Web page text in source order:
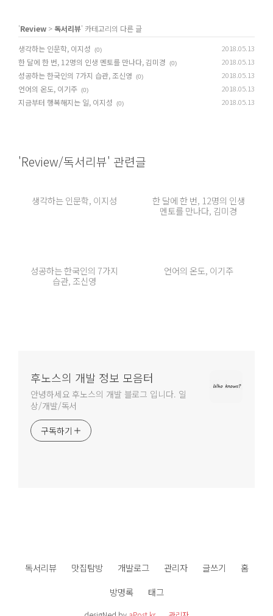
'Review >독서리뷰' 카테고리의 다른 글
생각하는 인문학, 이지성
(0) 2018.05.13
한 달에 한 번, 12명의 인생 멘토를 만나다, 김미경 (0) 2018.05.13
성공하는 한국인의 7가지 습관, 조신영 (0) 2018.05.13
언어의 온도, 이기주 (0) 2018.05.13
지금부터 행복해지는 일, 이지성 (0) 2018.05.13
'Review/독서리뷰' 관련글
생각하는 인문학, 이지성
한 달에 한 번, 12명의 인생
멘토를 만나다, 김미경
성공하는 한국인의 7가지
습관, 조신영
언어의 온도, 이기주
후노스의 개발 정보 모음터
안녕하세요 후노스의 개발 블로그 입니다. 일
상/개발/독서
구독하기
독서리뷰 맛집탐방 개발로그 관리자 글쓰기
홈
방명록
태그